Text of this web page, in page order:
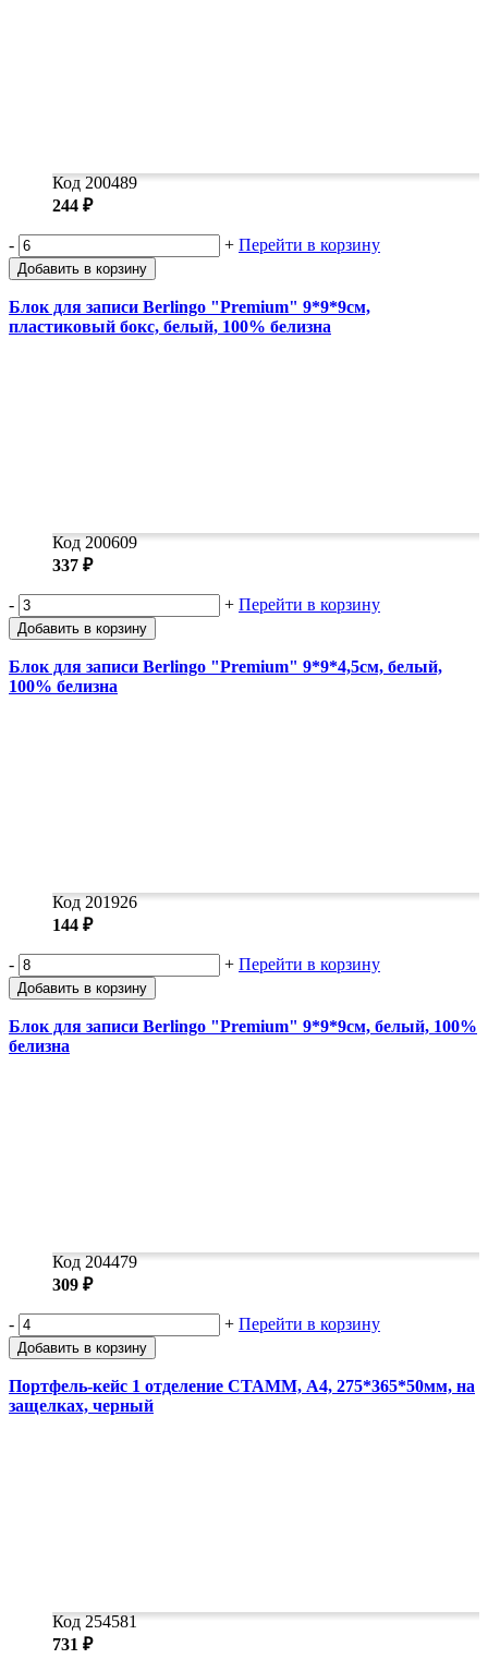
Код 200489
244 ₽
- + Перейти в корзину
Добавить в корзину
Блок для записи Berlingo "Premium" 9*9*9см,
пластиковый бокс, белый, 100% белизна
Код 200609
337 ₽
- + Перейти в корзину
Добавить в корзину
Блок для записи Berlingo "Premium" 9*9*4,5см, белый,
100% белизна
Код 201926
144 ₽
- + Перейти в корзину
Добавить в корзину
Блок для записи Berlingo "Premium" 9*9*9см, белый, 100%
белизна
Код 204479
309 ₽
- + Перейти в корзину
Добавить в корзину
Портфель-кейс 1 отделение СТАММ, А4, 275*365*50мм, на
защелках, черный
Код 254581
731 ₽